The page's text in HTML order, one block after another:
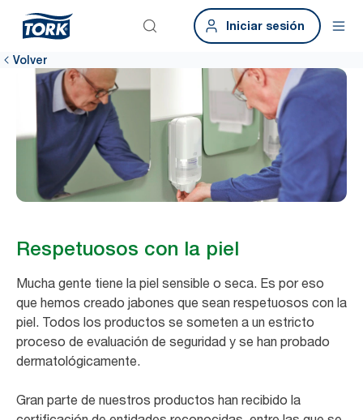
Iniciar sesión
Volver
Respetuosos con la piel
Mucha gente tiene la piel sensible o seca. Es por eso
que hemos creado jabones que sean respetuosos con la
piel. Todos los productos se someten a un estricto
proceso de evaluación de seguridad y se han probado
dermatológicamente.
Gran parte de nuestros productos han recibido la